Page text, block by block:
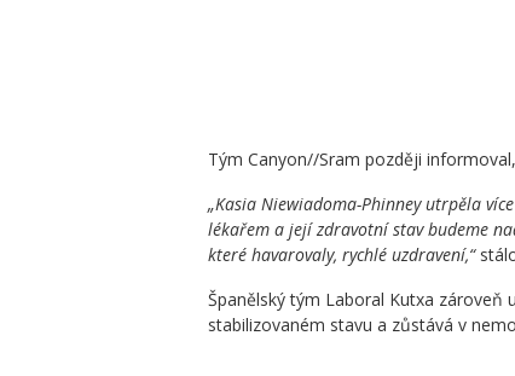
Tým Canyon//Sram později
„Kasia Niewiadoma-Phinney utrpěla
lékařem a její zdravotní stav budeme
které havarovaly, rychlé uzdravení,“
Španělský tým Laboral Kutxa zároveň
stabilizovaném stavu a zůstává v